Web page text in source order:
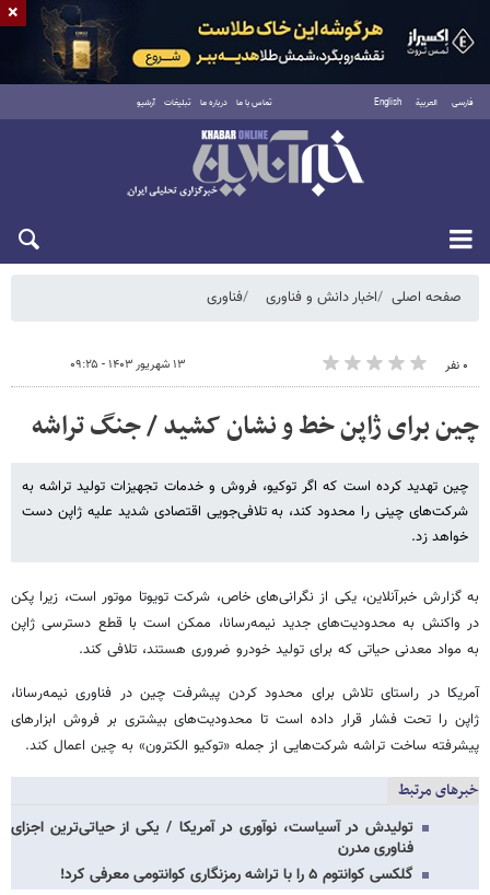
فارسی العربية English تماس با ما درباره ما تبلیغات آرشیو
شنبه ۱۷ مرداد ۱۴۰۵
صفحه اصلی اخبار دانش و فناوری فناوری
۰ نفر ۱۳ شهریور ۱۴۰۳ - ۰۹:۲۵
چین برای ژاپن خط و نشان کشید / جنگ تراشه
چین تهدید کرده است که اگر توکیو، فروش و خدمات تجهیزات تولید تراشه به
شرکت‌های چینی را محدود کند، به تلافی‌جویی اقتصادی شدید علیه ژاپن دست
خواهد زد.
به گزارش خبرآنلاین، یکی از نگرانی‌های خاص، شرکت تویوتا موتور است، زیرا پکن
در واکنش به محدودیت‌های جدید نیمه‌رسانا، ممکن است با قطع دسترسی ژاپن
به مواد معدنی حیاتی که برای تولید خودرو ضروری هستند، تلافی کند.
آمریکا در راستای تلاش برای محدود کردن پیشرفت چین در فناوری نیمه‌رسانا،
ژاپن را تحت فشار قرار داده است تا محدودیت‌های بیشتری بر فروش ابزارهای
پیشرفته ساخت تراشه شرکت‌هایی از جمله «توکیو الکترون» به چین اعمال کند.
خبرهای مرتبط
تولیدش در آسیاست، نوآوری در آمریکا / یکی از حیاتی‌ترین اجزای
فناوری مدرن
گلکسی کوانتوم ۵ را با تراشه رمزنگاری کوانتومی معرفی کرد!
×